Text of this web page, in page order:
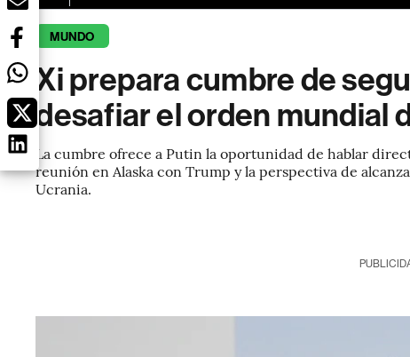
MUNDO
Xi prepara cumbre de
desafiar el orden mundial
La cumbre ofrece a Putin la oportunidad de hablar
reunión en Alaska con Trump y la perspectiva de
Ucrania.